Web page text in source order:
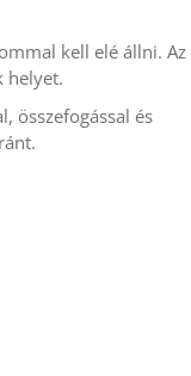
kell elé állni. Az
helyet.​
összefogással és